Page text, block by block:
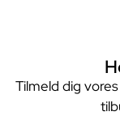
Tilmeld dig